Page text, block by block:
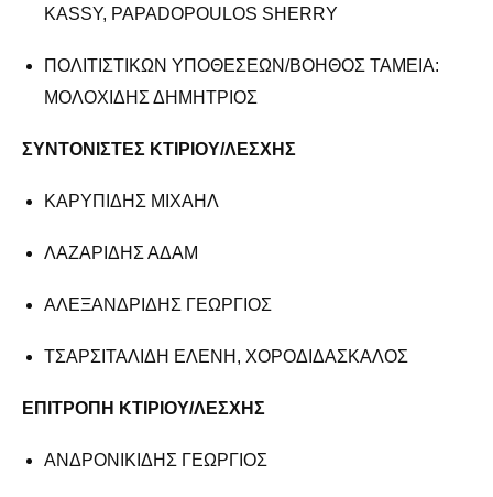
KASSY, PAPADOPOULOS SHERRY
ΠΟΛΙΤΙΣΤΙΚΩΝ ΥΠΟΘΕΣΕΩΝ/ΒΟΗΘΟΣ ΤΑΜΕΙΑ:
ΜΟΛΟΧΙΔΗΣ ΔΗΜΗΤΡΙΟΣ
ΣΥΝΤΟΝΙΣΤΕΣ ΚΤΙΡΙΟΥ/ΛΕΣΧΗΣ
ΚΑΡΥΠΙΔΗΣ ΜΙΧΑΗΛ
ΛΑΖΑΡΙΔΗΣ ΑΔΑΜ
ΑΛΕΞΑΝΔΡΙΔΗΣ ΓΕΩΡΓΙΟΣ
ΤΣΑΡΣΙΤΑΛΙΔΗ ΕΛΕΝΗ, ΧΟΡΟΔΙΔΑΣΚΑΛΟΣ
ΕΠΙΤΡΟΠΗ ΚΤΙΡΙΟΥ/ΛΕΣΧΗΣ
ΑΝΔΡΟΝΙΚΙΔΗΣ ΓΕΩΡΓΙΟΣ